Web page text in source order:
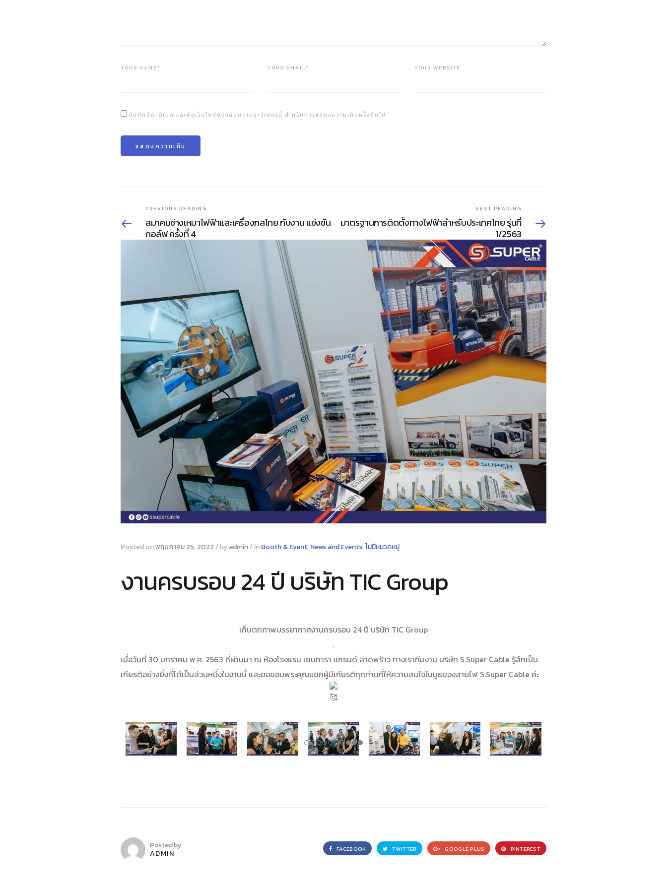
YOUR NAME* YOUR EMAIL* YOUR WEBSITE
บันทึกชื่อ, อีเมล และชื่อเว็บไซต์ของฉันบนเบราว์เซอร์นี้ สำหรับการแสดงความเห็นครั้งถัดไป
PREVIOUS READING
สมาคมช่างเหมาไฟฟ้าและเครื่องกลไทย กับงาน แข่งขัน
กอล์ฟ ครั้งที่ 4
NEXT READING
มาตรฐานการติดตั้งทางไฟฟ้าสำหรับประเทศไทย รุ่นที่
1/2563
Posted onพฤษภาคม 25, 2022 / byadmin/inBooth & Event, News and Events,ไม่มีหมวดหมู่
งานครบรอบ 24 ปี บริษัท TIC Group
เก็บตกภาพบรรยากาศงานครบรอบ 24 ปี บริษัท TIC Group
.
เมื่อวันที่ 30 มกราคม พ.ศ. 2563 ที่ผ่านมา ณ ห้องโรงแรม เซนทารา แกรนด์ ลาดพร้าว ทางเราทีมงาน บริษัท S.Super Cable รู้สึกเป็น
เกียรติอย่างยิ่งที่ได้เป็นส่วนหนึ่งในงานนี้ และขอขอบพระคุณแขกผู้มีเกียรติทุกท่านที่ให้ความสนใจในบูธของสายไฟ S.Super Cable ค่ะ
Posted by
ADMIN
FACEBOOK TWITTER GOOGLE PLUS PINTEREST